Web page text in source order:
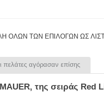
ΟΛΩΝ ΤΩΝ ΕΠΙΛΟΓΩΝ ΩΣ
πελάτες αγόρασαν επίσης
MAUER, της σειράς Red